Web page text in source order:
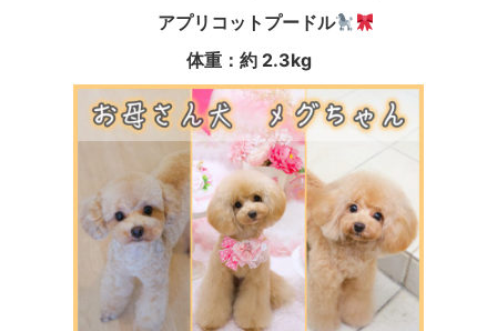
アプリコットプードル
体重：約 2.3kg